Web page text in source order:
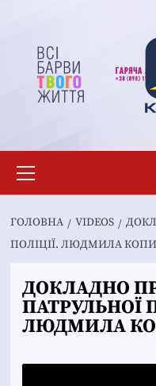
вмісту
меню
ГОЛОВНА VIDEOS
ПОЛІЦІЇ. ЛЮДМИЛА
ДОКЛАДНО
ПАТРУЛЬНОЇ
ЛЮДМИЛА